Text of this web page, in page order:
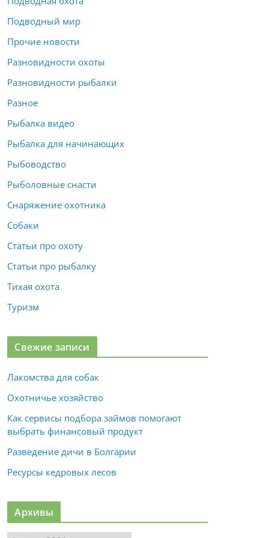
Подводный мир
Прочие новости
Разновидности охоты
Разновидности рыбалки
Разное
Рыбалка видео
Рыбалка для начинающих
Рыбоводство
Рыболовные снасти
Снаряжение охотника
Собаки
Статьи про охоту
Статьи про рыбалку
Тихая охота
Туризм
Свежие записи
Лакомства для собак
Охотничье хозяйство
Как сервисы подбора займов помогают
выбрать финансовый продукт
Разведение дичи в Болгарии
Ресурсы кедровых лесов
Архивы